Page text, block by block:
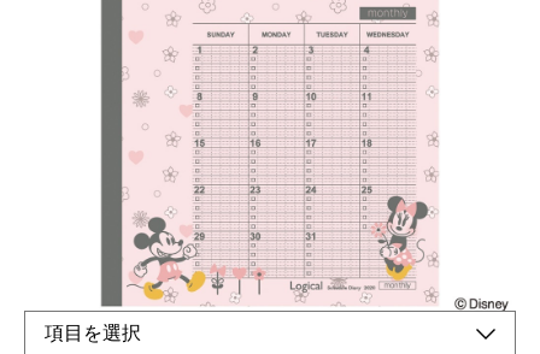
ロジカルノートタイプのスケジュール帳！2020年
版のディズニーデザイン！
メーカー希望小売価格：
生産終了品
裏面も可愛いキャラクターデザイン！